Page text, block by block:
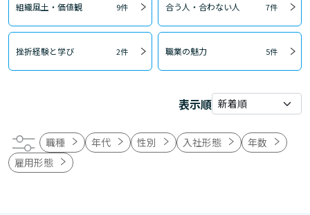
組織風土・価値観 9件 合う人・合わない人 7件
挫折経験と学び 2件 職業の魅力 5件
表示順
職種 年代 性別 入社形態
年数
雇用形態